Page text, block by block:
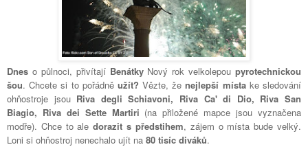
Dnes o půlnoci, přivítají BenátkyNový rok velkolepou pyrotechnickou
šou. Chcete si to pořádně užít? Vězte, ženejlepší místake sledování
ohňostroje jsou Riva degli Schiavoni, Riva Ca' di Dio, Riva San
Biagio, Riva dei Sette Martiri (na přiložené mapce jsou vyznačena
modře). Chce to aledorazit s předstihem, zájem o místa bude velký.
Loni si ohňostroj nenechalo ujít na 80 tisíc diváků.